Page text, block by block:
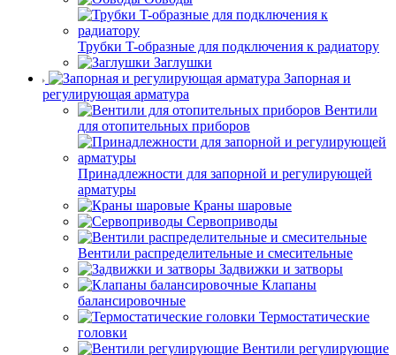
Трубки T-образные для подключения к радиатору
Заглушки
Запорная и
регулирующая арматура
Вентили
для отопительных приборов
Принадлежности для запорной и регулирующей
арматуры
Краны шаровые
Сервоприводы
Вентили распределительные и смесительные
Задвижки и затворы
Клапаны
балансировочные
Термостатические
головки
Вентили регулирующие